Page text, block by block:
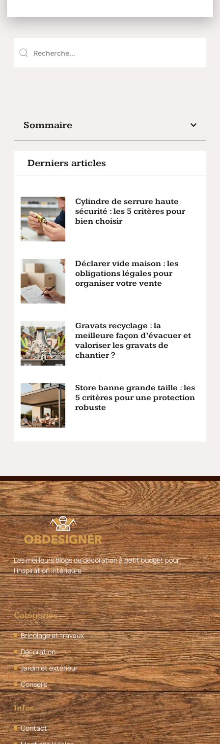
Sommaire
Derniers articles
Cylindre de serrure haute
sécurité : les 5 critères pour
bien choisir
Déclarer vide maison : les
obligations légales pour
organiser votre vente
Gravats recyclage : la
meilleure façon d’évacuer et
valoriser les gravats de
chantier ?
Store banne grande taille : les
5 critères pour une protection
robuste
Les meilleurs blogs de décoration à petit budget pour
l’inspiration intérieure
Catégories
Bricolage et travaux
Décoration
Jardin et extérieur
Conseils
Infos
Contact